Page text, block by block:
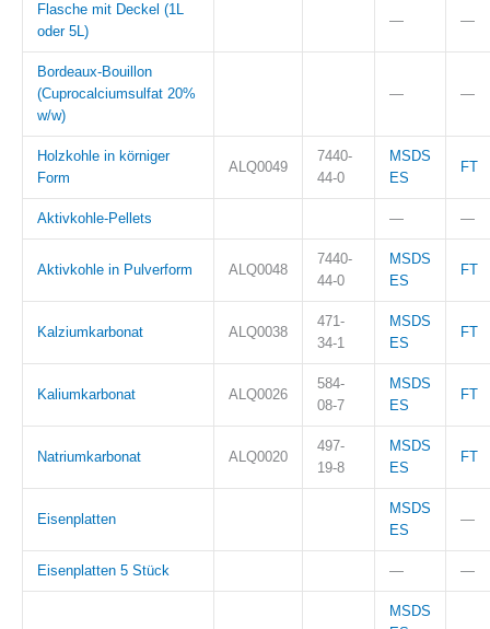
Flasche mit Deckel (1L
oder 5L)
— —
Bordeaux-Bouillon
(Cuprocalciumsulfat 20%
w/w)
— —
Holzkohle in körniger
Form
ALQ0049
7440-
44-0
MSDS
ES
FT
Aktivkohle-Pellets — —
Aktivkohle in Pulverform ALQ0048
7440-
44-0
MSDS
ES
FT
Kalziumkarbonat ALQ0038
471-
34-1
MSDS
ES
FT
Kaliumkarbonat ALQ0026
584-
08-7
MSDS
ES
FT
Natriumkarbonat ALQ0020
497-
19-8
MSDS
ES
FT
Eisenplatten
MSDS
ES
—
Eisenplatten 5 Stück — —
MSDS